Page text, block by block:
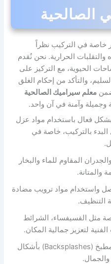
الصالحية
خاصة في التركيب نظراً
والتقلبات الحرارية. نحن نُقدم
الحيوية، مع التركيز على
والتأكد من إحكام الغلق
معلم سيراميك الصالحية
وجميلة وآمنة في آن واحد.
فعال باستخدام مواد عزل
البدء بالتركيب، خاصة في
المقاوم للماء والبخار
والمتانة.
واستخدام مواد ترويب مضادة
التنظيف.
مثل الفسيفساء، الشرائط
لتعزيز جمالية المكان.
تركيب بلاط خلفيات المطبخ (Backsplashes) بأشكال
والجمال.